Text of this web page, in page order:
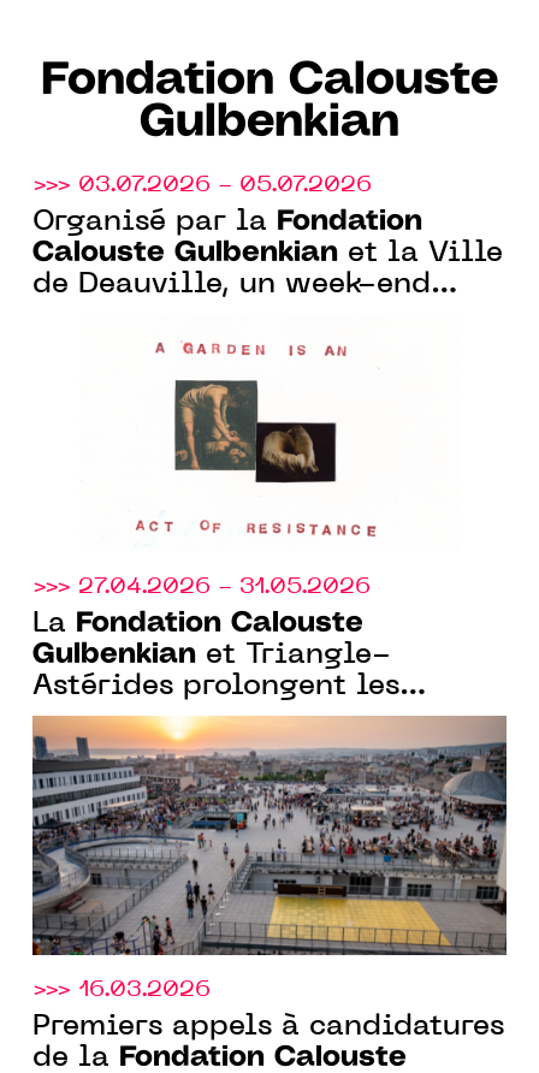
Fondation Calouste
Gulbenkian
>>> 03.07.2026 - 05.07.2026
Organisé par la
Fondation
Calouste Gulbenkian et la Ville
de Deauville, un week-end
Gulbenkian, à Benerville-sur-
>>> 27.04.2026 - 31.05.2026
La
Fondation Calouste
Gulbenkian et Triangle-
Astérides prolongent les
candidatures pour la résidence
curatoriale à la Friche la Belle
de Mai, Marseille
>>> 16.03.2026
Premiers appels à candidatures
de la
Fondation Calouste